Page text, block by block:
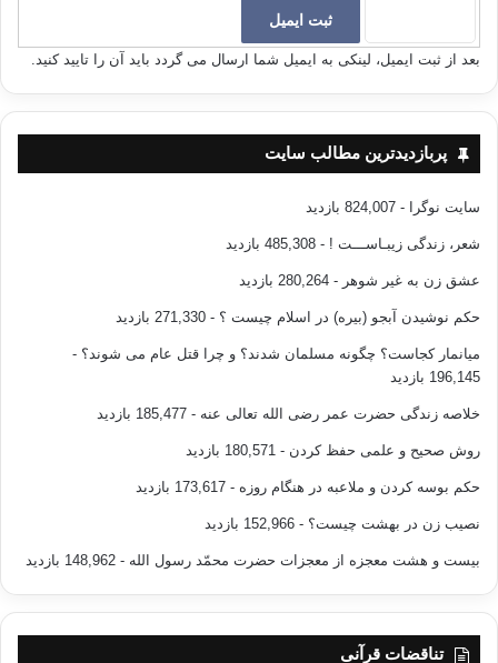
بعد از ثبت ایمیل، لینکی به ایمیل شما ارسال می گردد باید آن را تایید کنید.
پربازدیدترین مطالب سایت
سایت نوگرا - 824,007 بازدید
شعر، زندگی زیبـاســـت ! - 485,308 بازدید
عشق زن به غیر شوهر - 280,264 بازدید
حکم نوشیدن آبجو (بیره) در اسلام چیست ؟ - 271,330 بازدید
میانمار کجاست؟ چگونه مسلمان شدند؟ و چرا قتل عام می شوند؟ -
196,145 بازدید
خلاصه زندگی حضرت عمر رضی الله تعالی عنه - 185,477 بازدید
روش صحیح و علمی حفظ کردن - 180,571 بازدید
حکم بوسه کردن و ملاعبه در هنگام روزه - 173,617 بازدید
نصیب زن در بهشت چیست؟ - 152,966 بازدید
بیست و هشت معجزه از معجزات حضرت محمّد رسول الله - 148,962 بازدید
تناقضات قرآنی